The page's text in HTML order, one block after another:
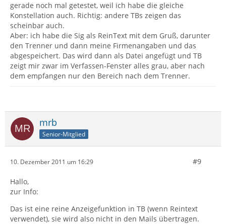
gerade noch mal getestet, weil ich habe die gleiche
Konstellation auch. Richtig: andere TBs zeigen das
scheinbar auch.
Aber: ich habe die Sig als ReinText mit dem Gruß, darunter
den Trenner und dann meine Firmenangaben und das
abgespeichert. Das wird dann als Datei angefügt und TB
zeigt mir zwar im Verfassen-Fenster alles grau, aber nach
dem empfangen nur den Bereich nach dem Trenner.
mrb
Senior-Mitglied
10. Dezember 2011 um 16:29 #9
Hallo,
zur Info:
Das ist eine reine Anzeigefunktion in TB (wenn Reintext
verwendet), sie wird also nicht in den Mails übertragen.